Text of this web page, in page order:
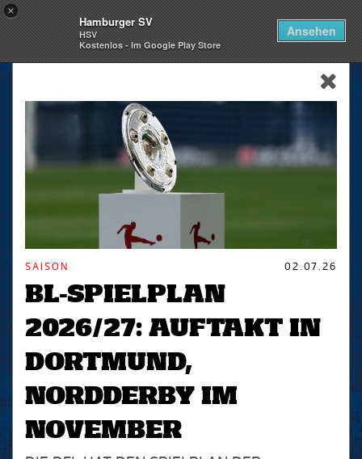
×
Hamburger SV
HSV
Kostenlos - Im Google Play Store
Ansehen
skip_navigation
SAISON 02.07.26
BL-SPIELPLAN
2026/27: AUFTAKT IN
DORTMUND,
NORDDERBY IM
NOVEMBER